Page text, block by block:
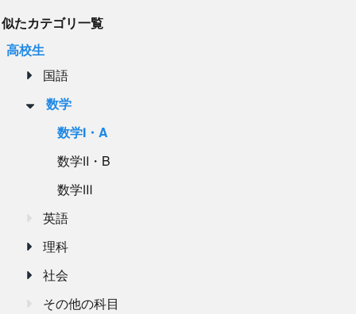
似たカテゴリ一覧
高校生
国語
数学
数学Ⅰ・A
数学Ⅱ・B
数学Ⅲ
英語
理科
社会
その他の科目